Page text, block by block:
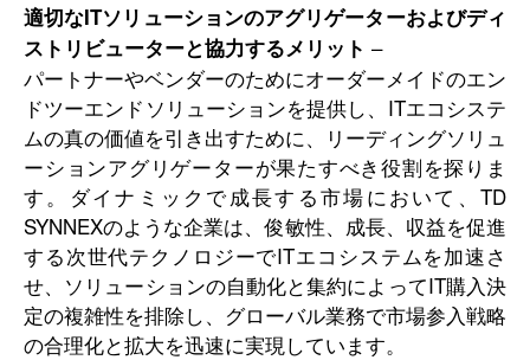
適切なITソリューションのアグリゲーターおよびディ
ストリビューターと協力するメリット –
パートナーやベンダーのためにオーダーメイドのエン
ドツーエンドソリューションを提供し、ITエコシステ
ムの真の価値を引き出すために、リーディングソリュ
ーションアグリゲーターが果たすべき役割を探りま
す。ダイナミックで成長する市場において、TD
SYNNEXのような企業は、俊敏性、成長、収益を促進
する次世代テクノロジーでITエコシステムを加速さ
せ、ソリューションの自動化と集約によってIT購入決
定の複雑性を排除し、グローバル業務で市場参入戦略
の合理化と拡大を迅速に実現しています。